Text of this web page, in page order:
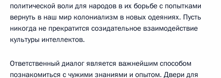
политической воли для народов в их борьбе с попытками
вернуть в наш мир колониализм в новых одеяниях. Пусть
никогда не прекратится созидательное взаимодействие
культуры интеллектов.
Ответственный диалог является важнейшим способом
познакомиться с чужими знаниями и опытом. Двери для